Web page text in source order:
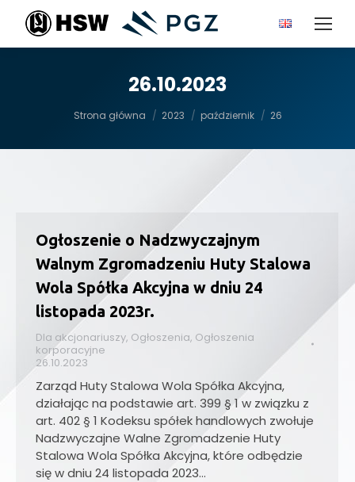
26.10.2023
Strona główna 2023 październik 26
Ogłoszenie o Nadzwyczajnym
Walnym Zgromadzeniu Huty Stalowa
Wola Spółka Akcyjna w dniu 24
listopada 2023r.
Dla akcjonariuszy, Ogłoszenia, Ogłoszenia
korporacyjne
26.10.2023
Zarząd Huty Stalowa Wola Spółka Akcyjna,
działając na podstawie art. 399 § 1 w związku z
art. 402 § 1 Kodeksu spółek handlowych zwołuje
Nadzwyczajne Walne Zgromadzenie Huty
Stalowa Wola Spółka Akcyjna, które odbędzie
się w dniu 24 listopada 2023…